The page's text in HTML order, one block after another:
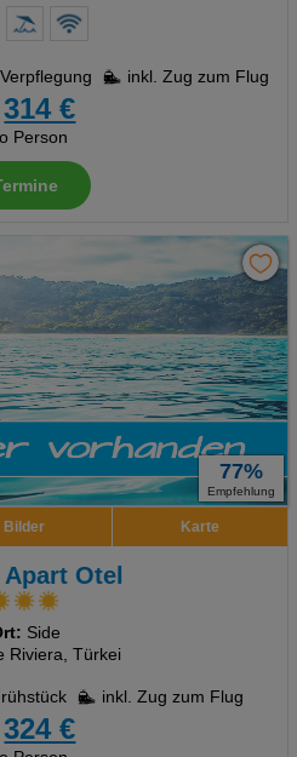
inkl. Zug zum Flug
314 €
Person
77%
Empfehlung
Bilder Karte
Otel
Side
Riviera, Türkei
inkl. Zug zum Flug
324 €